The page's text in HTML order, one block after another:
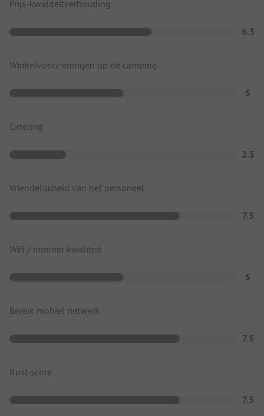
Prijs-kwaliteitverhouding
6.3
Winkelvoorzieningen op de camping
5
Catering
2.5
Vriendelijkheid van het personeel
7.5
Wifi / internet kwaliteit
5
Bereik mobiel netwerk
7.5
Rust-score
7.5